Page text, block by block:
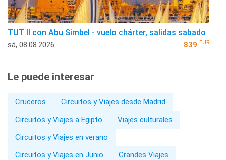
TUT II con Abu Simbel - vuelo chárter, salidas sabado
sá, 08.08.2026 839 EUR
Le puede interesar
Cruceros
Circuitos y Viajes desde Madrid
Circuitos y Viajes a Egipto
Viajes culturales
Circuitos y Viajes en verano
Circuitos y Viajes en Junio
Grandes Viajes